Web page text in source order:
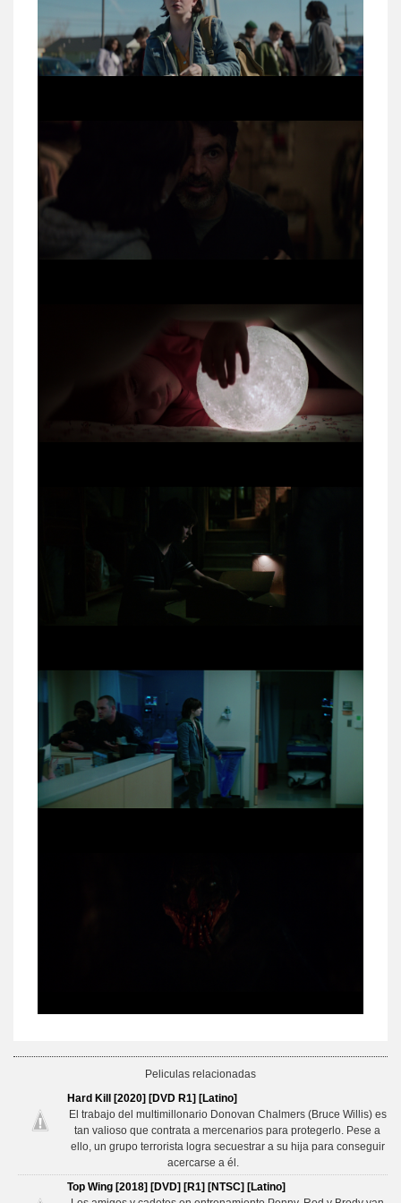
Peliculas relacionadas
Hard Kill [2020] [DVD R1] [Latino]
El trabajo del multimillonario Donovan Chalmers (Bruce Willis) es
tan valioso que contrata a mercenarios para protegerlo. Pese a
ello, un grupo terrorista logra secuestrar a su hija para conseguir
acercarse a él.
Top Wing [2018] [DVD] [R1] [NTSC] [Latino]